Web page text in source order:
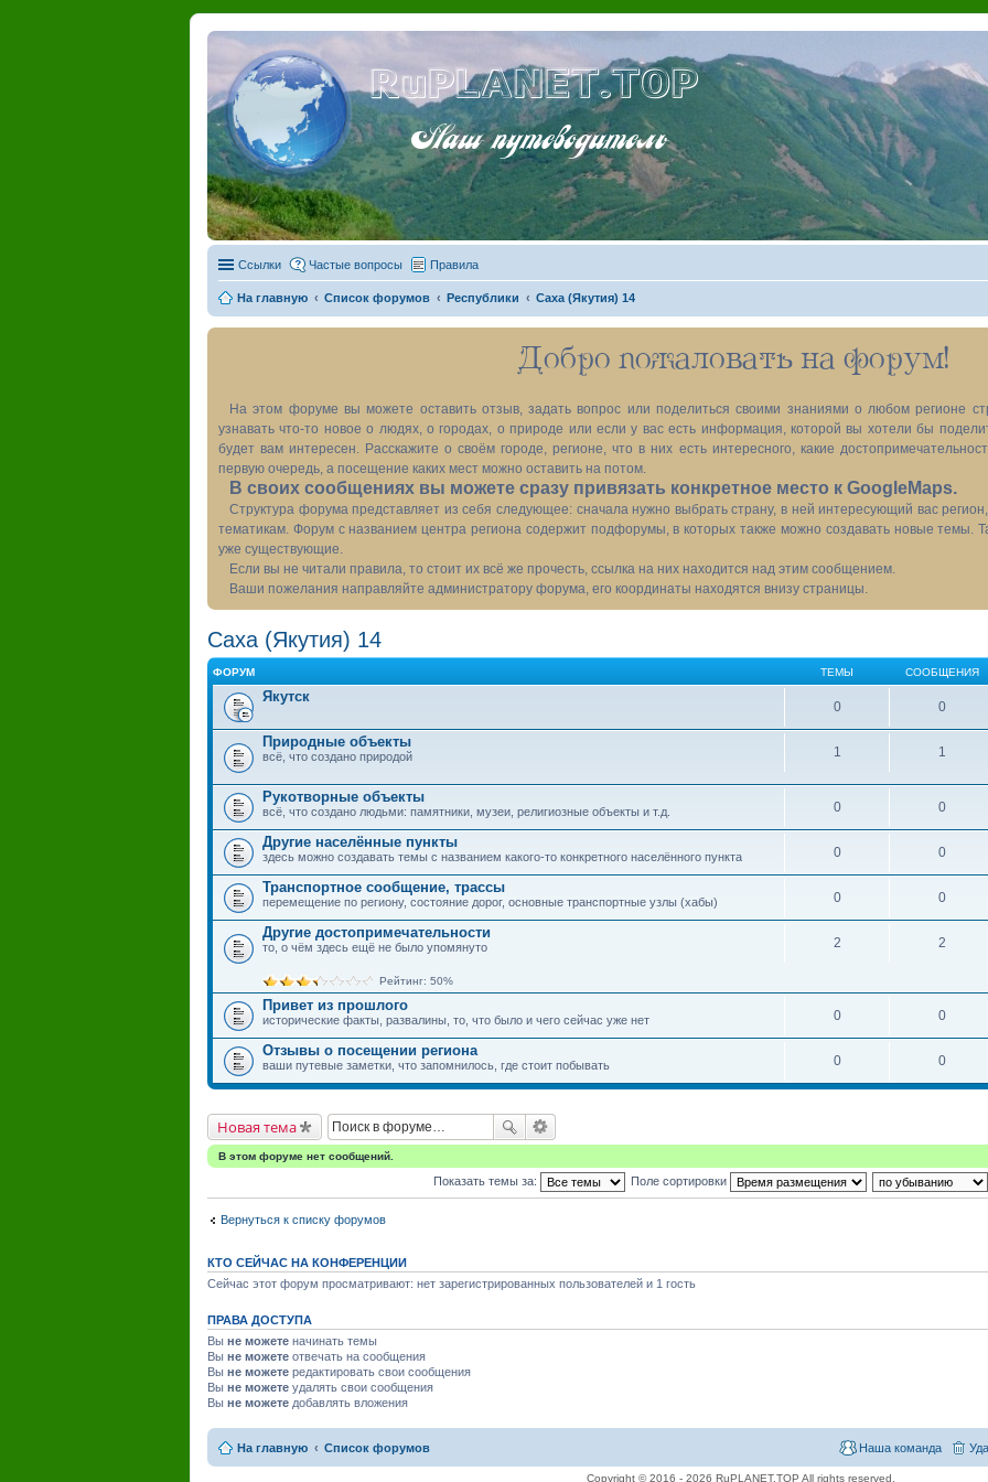
RuPLANET.TOP
Наш путеводитель
Ссылки Частые вопросы Правила
На главную Список форумов Республики Саха (Якутия) 14
Добро пожаловать на форум!
На этом форуме вы можете оставить отзыв, задать вопрос или поделиться своими знаниями о любом регионе
узнавать что-то новое о людях, о городах, о природе или если у вас есть информация, которой вы хотели бы
будет вам интересен. Расскажите о своём городе, регионе, что в них есть интересного, какие
первую очередь, а посещение каких мест можно оставить на потом.
В своих сообщениях вы можете сразу привязать конкретное место к GoogleMaps.
Структура форума представляет из себя следующее: сначала нужно выбрать страну, в ней интересующий вас
тематикам. Форум с названием центра региона содержит подфорумы, в которых также можно создавать новые темы.
уже существующие.
Если вы не читали правила, то стоит их всё же прочесть, ссылка на них находится над этим сообщением.
Ваши пожелания направляйте администратору форума, его координаты находятся внизу страницы.
Саха (Якутия) 14
ФОРУМ ТЕМЫ СООБЩЕНИЯ
Якутск
0 0
Природные объекты
всё, что создано природой 1 1
Рукотворные объекты
всё, что создано людьми: памятники, музеи, религиозные объекты и т.д. 0 0
Другие населённые пункты
здесь можно создавать темы с названием какого-то конкретного населённого пункта 0 0
Транспортное сообщение, трассы
перемещение по региону, состояние дорог, основные транспортные узлы (хабы) 0 0
Другие достопримечательности
то, о чём здесь ещё не было упомянуто 2 2
Рейтинг: 50%
Привет из прошлого
исторические факты, развалины, то, что было и чего сейчас уже нет 0 0
Отзывы о посещении региона
ваши путевые заметки, что запомнилось, где стоит побывать 0 0
Новая тема
В этом форуме нет сообщений.
Показать темы за: Поле сортировки
Вернуться к списку форумов
КТО СЕЙЧАС НА КОНФЕРЕНЦИИ
Сейчас этот форум просматривают: нет зарегистрированных пользователей и 1 гость
ПРАВА ДОСТУПА
Вы не можете начинать темы
Вы не можете отвечать на сообщения
Вы не можете редактировать свои сообщения
Вы не можете удалять свои сообщения
Вы не можете добавлять вложения
На главную Список форумов Наша команда
Copyright © 2016 - 2026 RuPLANET.TOP All rights reserved.